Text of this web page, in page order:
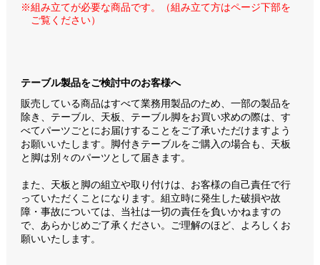
※組み立てが必要な商品です。（組み立て方はページ下部を
ご覧ください）
テーブル製品をご検討中のお客様へ
販売している商品はすべて業務用製品のため、一部の製品を
除き、テーブル、天板、テーブル脚をお買い求めの際は、す
べてパーツごとにお届けすることをご了承いただけますよう
お願いいたします。脚付きテーブルをご購入の場合も、天板
と脚は別々のパーツとして届きます。
また、天板と脚の組立や取り付けは、お客様の自己責任で行
っていただくことになります。組立時に発生した破損や故
障・事故については、当社は一切の責任を負いかねますの
で、あらかじめご了承ください。ご理解のほど、よろしくお
願いいたします。